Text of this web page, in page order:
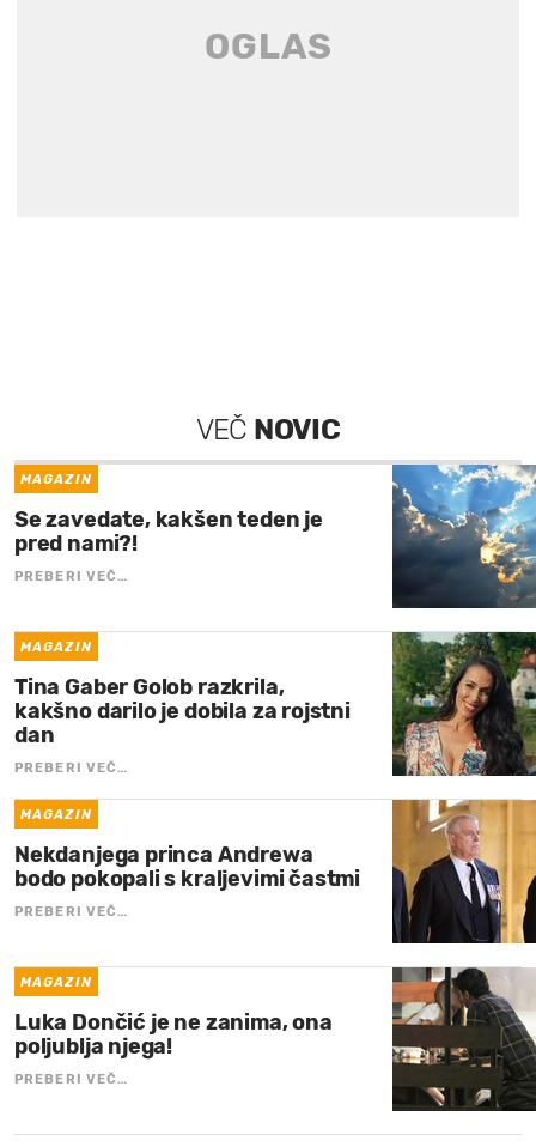
VEČ NOVIC
MAGAZIN
Se zavedate, kakšen teden je
pred nami?!
PREBERI VEČ…
MAGAZIN
Tina Gaber Golob razkrila,
kakšno darilo je dobila za rojstni
dan
PREBERI VEČ…
MAGAZIN
Nekdanjega princa Andrewa
bodo pokopali s kraljevimi častmi
PREBERI VEČ…
MAGAZIN
Luka Dončić je ne zanima, ona
poljublja njega!
PREBERI VEČ…